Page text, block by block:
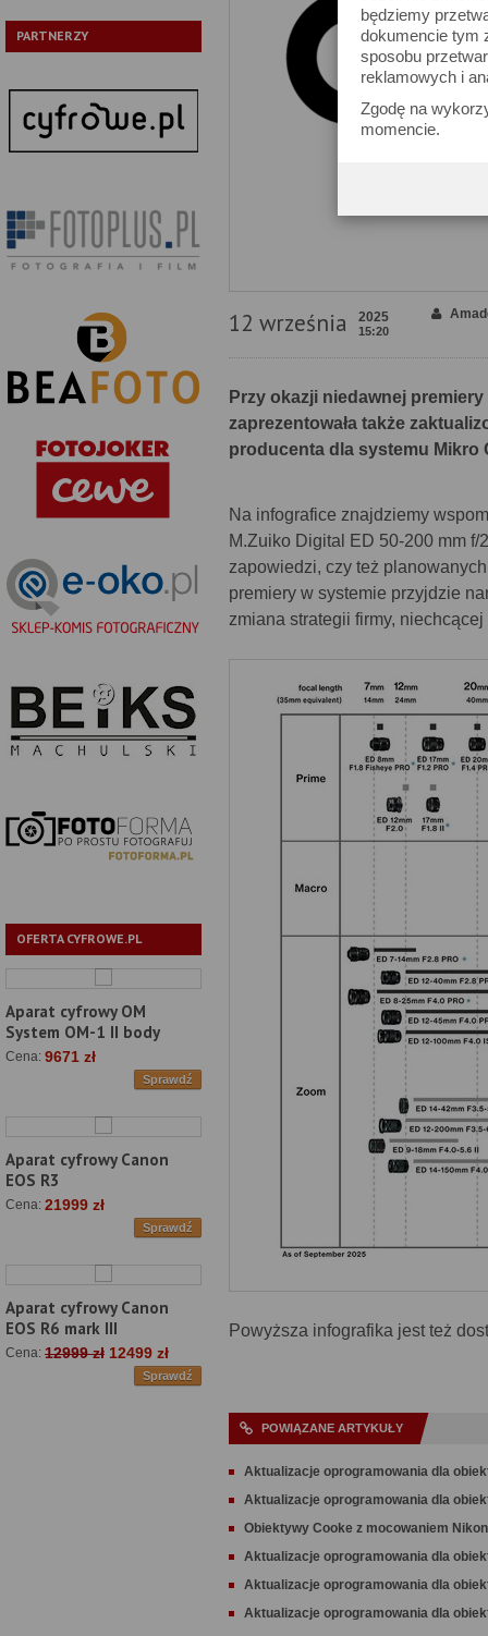
będziemy
dokumencie tym
sposobu
reklamowych i
Zgodę na
momencie.
PARTNERZY
OFERTA CYFROWE.PL
Aparat cyfrowy OM
System OM-1 II body
Cena: 9671 zł
Sprawdź
Aparat cyfrowy Canon
EOS R3
Cena: 21999 zł
Sprawdź
Aparat cyfrowy Canon
EOS R6 mark III
Cena: 12999 zł 12499 zł
Sprawdź
12 września 2025
15:20
Przy okazji niedawnej
zaprezentowała także
producenta dla systemu Mikro
Na infografice znajdziemy
M.Zuiko Digital ED 50-200 mm
zapowiedzi, czy też
premiery w systemie przyjdzie
zmiana strategii firmy,
Powyższa infografika jest też
POWIĄZANE ARTYKUŁY
Aktualizacje oprogramowania dla
Aktualizacje oprogramowania dla
Obiektywy Cooke z mocowaniem
Aktualizacje oprogramowania dla
Aktualizacje oprogramowania dla
Aktualizacje oprogramowania dla